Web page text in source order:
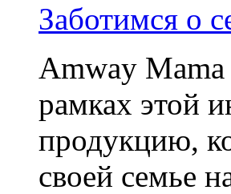
Заботимся о
Amway
рамках этой
продукцию,
своей семье